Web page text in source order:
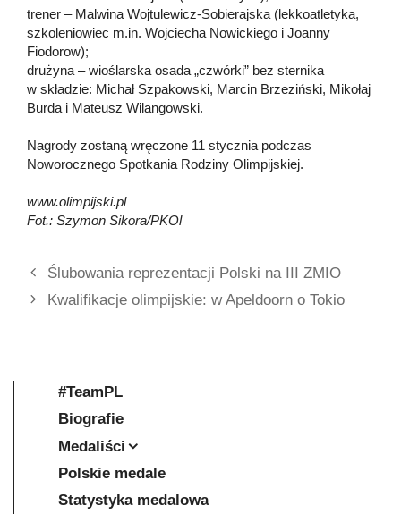
trener – Malwina Wojtulewicz-Sobierajska (lekkoatletyka,
szkoleniowiec m.in. Wojciecha Nowickiego i Joanny
Fiodorow);
drużyna – wioślarska osada „czwórki” bez sternika
w składzie: Michał Szpakowski, Marcin Brzeziński, Mikołaj
Burda i Mateusz Wilangowski.
Nagrody zostaną wręczone 11 stycznia podczas
Noworocznego Spotkania Rodziny Olimpijskiej.
www.olimpijski.pl
Fot.: Szymon Sikora/PKOl
Ślubowania reprezentacji Polski na III ZMIO
Kwalifikacje olimpijskie: w Apeldoorn o Tokio
#TeamPL
Biografie
Medaliści
Polskie medale
Statystyka medalowa